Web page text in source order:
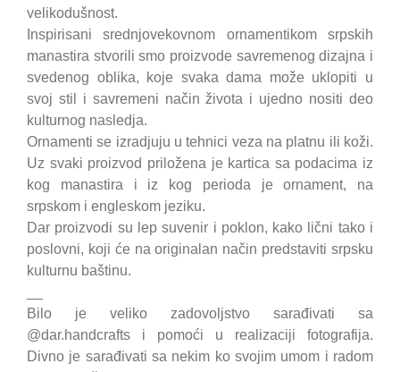
velikodušnost.
Inspirisani srednjovekovnom ornamentikom srpskih
manastira stvorili smo proizvode savremenog dizajna i
svedenog oblika, koje svaka dama može uklopiti u
svoj stil i savremeni način života i ujedno nositi deo
kulturnog nasledja.
Ornamenti se izradjuju u tehnici veza na platnu ili koži.
Uz svaki proizvod priložena je kartica sa podacima iz
kog manastira i iz kog perioda je ornament, na
srpskom i engleskom jeziku.
Dar proizvodi su lep suvenir i poklon, kako lični tako i
poslovni, koji će na originalan način predstaviti srpsku
kulturnu baštinu.
Bilo je veliko zadovoljstvo sarađivati sa
@dar.handcrafts i pomoći u realizaciji fotografija.
Divno je sarađivati sa nekim ko svojim umom i radom